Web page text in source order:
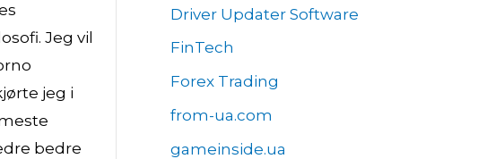
Jeg vil
jeg i
bedre
Driver Updater Software
FinTech
Forex Trading
from-ua.com
gameinside.ua